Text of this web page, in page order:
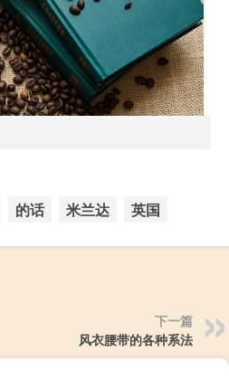
的话 米兰达 英国
下一篇
风衣腰带的各种系法